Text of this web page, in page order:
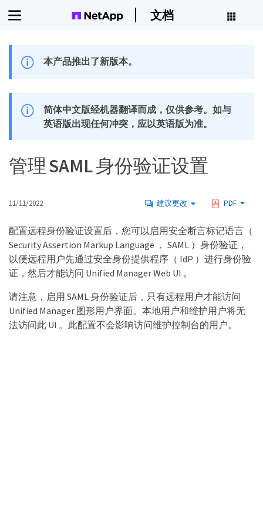
文档
本产品推出了新版本。
简体中文版经机器翻译而成，仅供参考。如与
英语版出现任何冲突，应以英语版为准。
管理 SAML 身份验证设置
11/11/2022 建议更改 PDF
配置远程身份验证设置后，您可以启用安全断言标记语言（
Security Assertion Markup Language ， SAML ）身份验证，
以便远程用户先通过安全身份提供程序（ IdP ）进行身份验
证，然后才能访问 Unified Manager Web UI 。
请注意，启用 SAML 身份验证后，只有远程用户才能访问
Unified Manager 图形用户界面。本地用户和维护用户将无
法访问此 UI 。此配置不会影响访问维护控制台的用户。